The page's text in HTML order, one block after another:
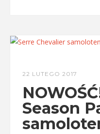
22 LUTEGO 2017
Season